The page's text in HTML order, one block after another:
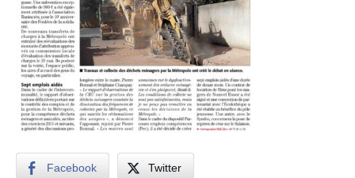
Facebook Twitter